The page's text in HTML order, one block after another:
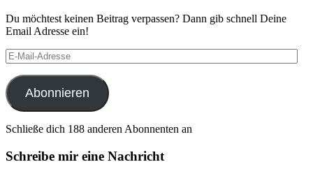
Du möchtest keinen Beitrag verpassen? Dann gib schnell Deine
Email Adresse ein!
E-
Mail-
Adresse
Abonnieren
Schließe dich 188 anderen Abonnenten an
Schreibe mir eine Nachricht